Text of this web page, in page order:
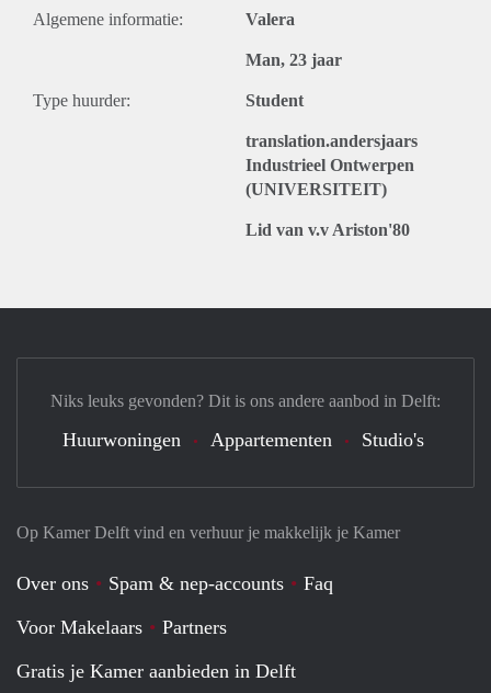
Algemene informatie: Valera
Man, 23 jaar
Type huurder: Student
translation.andersjaars
Industrieel Ontwerpen
(UNIVERSITEIT)
Lid van v.v Ariston'80
Op Kamer Delft vind en verhuur je makkelijk je Kamer
Over ons Spam & nep-accounts
Faq
Voor Makelaars
Partners
Gratis je Kamer aanbieden in Delft
Niks leuks gevonden? Dit is ons andere aanbod in Delft:
Huurwoningen Appartementen Studio's